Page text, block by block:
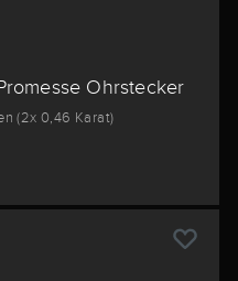
Ohrstecker
(2x 0,46 Karat)